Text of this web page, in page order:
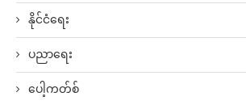
နိုင်ငံရေး
ပညာရေး
ပေါ့ကတ်စ်